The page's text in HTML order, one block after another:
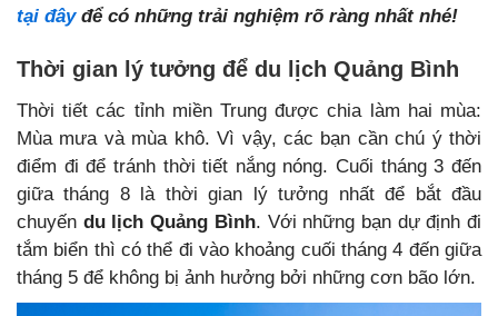
tại đâyđể có những trải nghiệm rõ ràng nhấtnhé!
Thời gian lý tưởng để du lịch Quảng Bình
Thời tiết các tỉnh miền Trung được chia làm hai mùa:
Mùa mưa và mùa khô. Vì vậy, các bạn cần chú ý thời
điểm đi để tránh thời tiết nắng nóng. Cuối tháng 3 đến
giữa tháng 8 là thời gian lý tưởng nhất để bắt đầu
chuyến du lịch Quảng Bình. Với những bạn dự định đi
tắm biển thì có thể đi vào khoảng cuối tháng 4 đến giữa
tháng 5 để không bị ảnh hưởng bởi những cơn bão lớn.